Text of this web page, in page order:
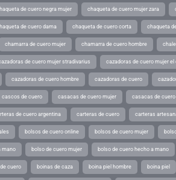
de cuero negra mujer chaqueta de cuero mujer zara
de cuero dama chaqueta de cuero corta chaqueta
chamarra de cuero mujer chamarra de cuero hombre
de cuero mujer stradivarius cazadoras de cuero mujer el
cazadoras de cuero hombre cazadoras de cuero
cascos de cuero casacas de cuero mujer casacas de
de cuero argentina carteras de cuero carteras
bolsos de cuero online bolsos de cuero mujer
mano bolso de cuero mujer bolso de cuero hecho a mano
cuero boinas de caza boina piel hombre boina piel